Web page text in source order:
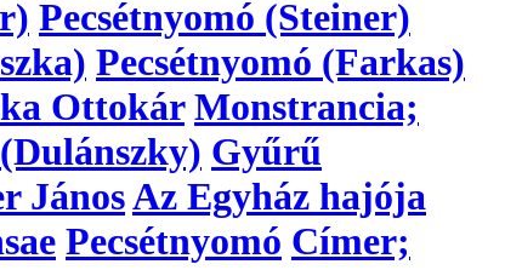
Pecsétnyomó (Steiner)
Pecsétnyomó (Farkas)
Ottokár Monstrancia;
Gyűrű
JánosAz Egyház hajója
Pecsétnyomó Címer;